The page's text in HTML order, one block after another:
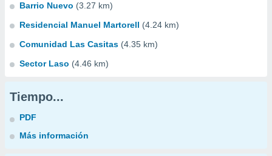
Barrio Nuevo (3.27 km)
Residencial Manuel Martorell (4.24 km)
Comunidad Las Casitas (4.35 km)
Sector Laso (4.46 km)
Tiempo...
PDF
Más información